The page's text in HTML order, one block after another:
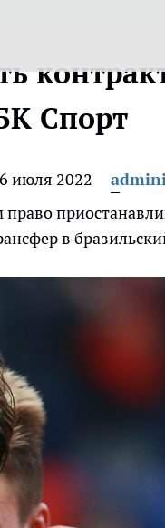
Спорт
июля 2022
в